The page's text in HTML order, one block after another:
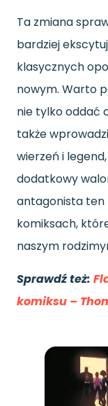
Ta zmiana
bardziej
klasycznych
nowym. Warto
nie tylko oddać
także
wierzeń i
dodatkowy
antagonista ten
komiksach,
naszym
Sprawdź też:
komiksu –